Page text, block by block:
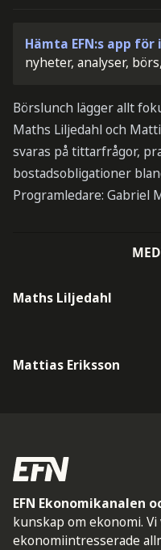
Hämta EFN:s app för
nyheter, analyser,
Börslunch lägger allt
Maths Liljedahl och
svaras på tittarfrågor,
bostadsobligationer
Programledare: Gabriel
Maths Liljedahl
Mattias Eriksson
EFN Ekonomikanalen
kunskap om ekonomi.
ekonomiintresserade